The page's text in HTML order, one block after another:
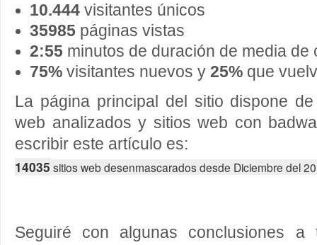
10.444visitantes únicos
35985 páginas vistas
2:55 minutos de duración de media de
75%visitantes nuevos y 25%que
La página principal del sitio dispone
web analizados y sitios web con
escribir este artículo es:
14035 sitios web desenmascarados desde Diciembre del
Seguiré con algunas conclusiones